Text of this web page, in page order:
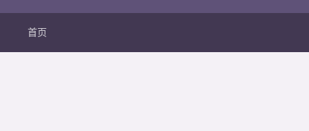
首页